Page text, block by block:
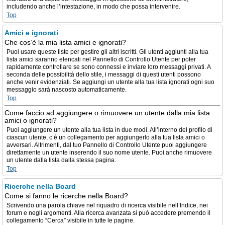
includendo anche l’intestazione, in modo che possa intervenire.
Top
Amici e ignorati
Che cos’è la mia lista amici e ignorati?
Puoi usare queste liste per gestire gli altri iscritti. Gli utenti aggiunti alla tua
lista amici saranno elencati nel Pannello di Controllo Utente per poter
rapidamente controllare se sono connessi e inviare loro messaggi privati. A
seconda delle possibilità dello stile, i messaggi di questi utenti possono
anche venir evidenziati. Se aggiungi un utente alla tua lista ignorati ogni suo
messaggio sarà nascosto automaticamente.
Top
Come faccio ad aggiungere o rimuovere un utente dalla mia lista
amici o ignorati?
Puoi aggiungere un utente alla tua lista in due modi. All’interno del profilo di
ciascun utente, c’è un collegamento per aggiungerlo alla tua lista amici o
avversari. Altrimenti, dal tuo Pannello di Controllo Utente puoi aggiungere
direttamente un utente inserendo il suo nome utente. Puoi anche rimuovere
un utente dalla lista dalla stessa pagina.
Top
Ricerche nella Board
Come si fanno le ricerche nella Board?
Scrivendo una parola chiave nel riquadro di ricerca visibile nell’Indice, nei
forum e negli argomenti. Alla ricerca avanzata si può accedere premendo il
collegamento “Cerca” visibile in tutte le pagine.